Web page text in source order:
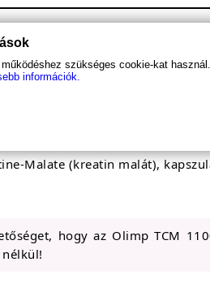
kapszula
Malate (kreatin malát),
hogy az Olimp TCM
szükséges cookie-kat
információk.